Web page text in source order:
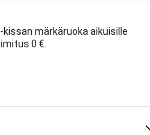
kissan märkäruoka aikuisille
0 €.